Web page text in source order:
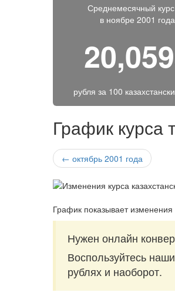
Среднемесячный
в ноябре 2001 года
рубля за 100
График курса
← октябрь 2001 года
График показывает изменения
Нужен онлайн
Воспользуйтесь
рублях и наоборот.